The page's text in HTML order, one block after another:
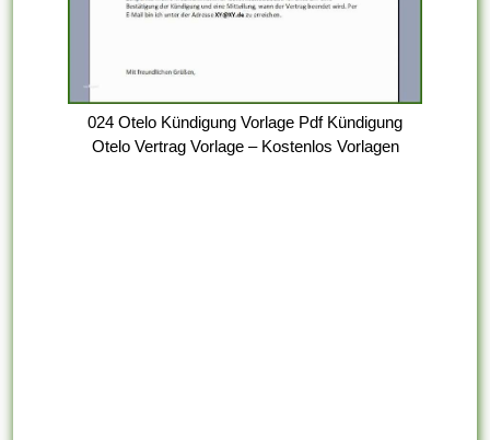
024 Otelo Kündigung Vorlage Pdf Kündigung
Otelo Vertrag Vorlage – Kostenlos Vorlagen